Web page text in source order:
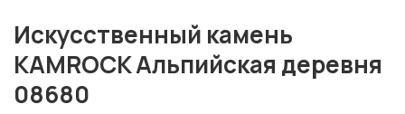
Искусственный камень
KAMROCK Альпийская деревня
08680